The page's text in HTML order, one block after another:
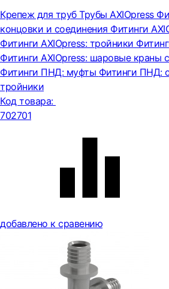
Крепеж для труб Трубы AXIOpress
концовки и соединения Фитинги
Фитинги AXIOpress: тройники
Фитинги AXIOpress: шаровые краны
Фитинги ПНД: муфты Фитинги ПНД:
тройники
Код товара:
702701
добавлено к сравению